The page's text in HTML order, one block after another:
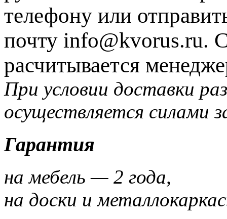
телефону или
почту info@kvorus.ru.
расчитывается
При условии доставки
осуществляется силами
Гарантия
на мебель — 2 года,
на доски и